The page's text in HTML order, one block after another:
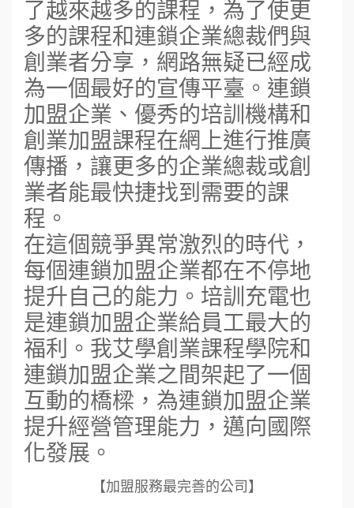
了越來越多的課程，為了使更
多的課程和連鎖企業總裁們與
創業者分享，網路無疑已經成
為一個最好的宣傳平臺。連鎖
加盟企業、優秀的培訓機構和
創業加盟課程在網上進行推廣
傳播，讓更多的企業總裁或創
業者能最快捷找到需要的課
程。
在這個競爭異常激烈的時代，
每個連鎖加盟企業都在不停地
提升自己的能力。培訓充電也
是連鎖加盟企業給員工最大的
福利。我艾學創業課程學院和
連鎖加盟企業之間架起了一個
互動的橋樑，為連鎖加盟企業
提升經營管理能力，邁向國際
化發展。
【加盟服務最完善的公司】